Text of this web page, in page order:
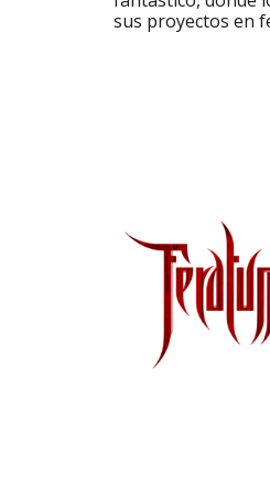
sus proyectos en